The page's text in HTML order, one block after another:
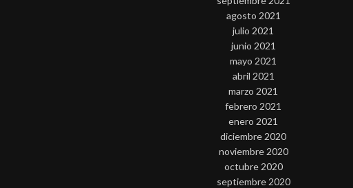
agosto 2021
julio 2021
junio 2021
mayo 2021
abril 2021
marzo 2021
febrero 2021
enero 2021
diciembre 2020
noviembre 2020
octubre 2020
septiembre 2020